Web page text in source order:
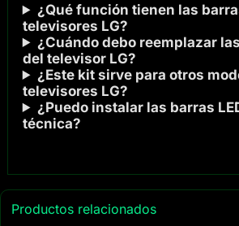
¿Qué función tienen las
televisores LG?
¿Cuándo debo reemplazar
del televisor LG?
¿Este kit sirve para otros
televisores LG?
¿Puedo instalar las barras
técnica?
Productos relacionados